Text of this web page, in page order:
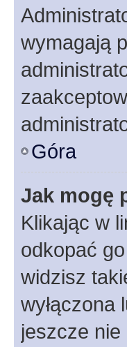
wymagają
Góra
Jak mogę
Klikając w
odkopać
widzisz
wyłączona
jeszcze nie